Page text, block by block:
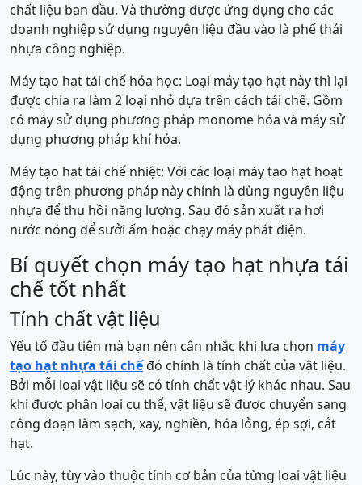
chất liệu ban đầu. Và thường được ứng dụng cho các
doanh nghiệp sử dụng nguyên liệu đầu vào là phế thải
nhựa công nghiệp.
Máy tạo hạt tái chế hóa học: Loại máy tạo hạt này thì lại
được chia ra làm 2 loại nhỏ dựa trên cách tái chế. Gồm
có máy sử dụng phương pháp monome hóa và máy sử
dụng phương pháp khí hóa.
Máy tạo hạt tái chế nhiệt: Với các loại máy tạo hạt hoạt
động trên phương pháp này chính là dùng nguyên liệu
nhựa để thu hồi năng lượng. Sau đó sản xuất ra hơi
nước nóng để sưởi ấm hoặc chạy máy phát điện.
Bí quyết chọn máy tạo hạt nhựa tái
chế tốt nhất
Tính chất vật liệu
Yếu tố đầu tiên mà bạn nên cân nhắc khi lựa chọn máy
tạo hạt nhựa tái chếđó chính là tính chất của vật liệu.
Bởi mỗi loại vật liệu sẽ có tính chất vật lý khác nhau. Sau
khi được phân loại cụ thể, vật liệu sẽ được chuyển sang
công đoạn làm sạch, xay, nghiền, hóa lỏng, ép sợi, cắt
hạt.
Lúc này, tùy vào thuộc tính cơ bản của từng loại vật liệu